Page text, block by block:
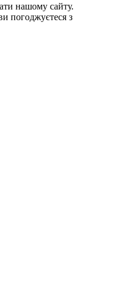
нашому сайту.
погоджуєтеся з